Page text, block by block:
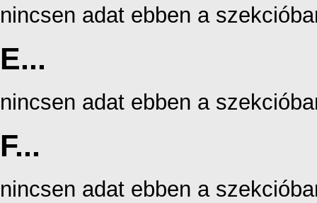
nincsen adat ebben a
E...
nincsen adat ebben a
F...
nincsen adat ebben a